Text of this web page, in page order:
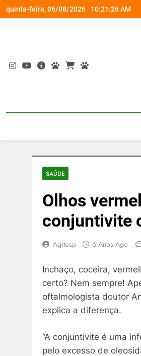
Skip
to
quinta-feira, 06/08/2026 10:21:27 AM
gamer gratuita
SAÚDE
Olhos
conjuntivite
Agitosp 6 Anos Ago
Inchaço, coceira,
certo? Nem sempre!
oftalmologista doutor
explica a diferença.
“A conjuntivite é uma
pelo excesso de